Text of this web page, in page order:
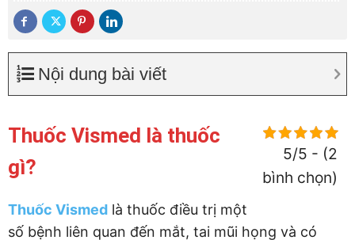
Nội dung bài viết
5/5 - (2
bình chọn)
Thuốc Vismed là thuốc
gì?
Thuốc Vismed là thuốc điều trị một
số bệnh liên quan đến mắt, tai mũi họng và có